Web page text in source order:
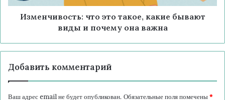
Изменчивость: что это такое, какие бывают
виды и почему она важна
Добавить комментарий
Ваш адрес email не будет опубликован. Обязательные поля помечены*